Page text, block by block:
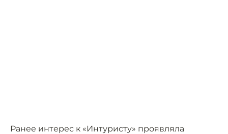
Ранее интерес к «Интуристу» проявляла